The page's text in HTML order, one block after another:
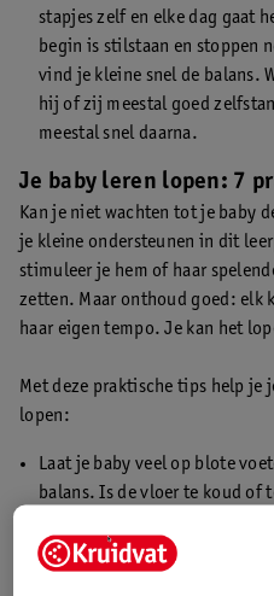
stapjes zelf en elke dag gaat
begin is stilstaan en stoppen
vind je kleine snel de balans.
hij of zij meestal goed
meestal snel daarna.
Je baby leren lopen: 7
Kan je niet wachten tot je baby
je kleine ondersteunen in dit
stimuleer je hem of haar
zetten. Maar onthoud goed:
haar eigen tempo. Je kan het
Met deze praktische tips help
lopen:
Laat je baby veel op blote
balans. Is de vloer te koud of
Staat je kind langs de bank?